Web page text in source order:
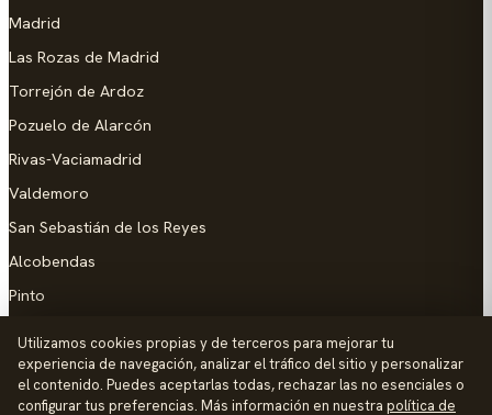
Madrid
Las Rozas de Madrid
Torrejón de Ardoz
Pozuelo de Alarcón
Rivas-Vaciamadrid
Valdemoro
San Sebastián de los Reyes
Alcobendas
Pinto
AYUDA
Utilizamos cookies propias y de terceros para mejorar tu
experiencia de navegación, analizar el tráfico del sitio y personalizar
el contenido. Puedes aceptarlas todas, rechazar las no esenciales o
configurar tus preferencias. Más información en nuestra política de